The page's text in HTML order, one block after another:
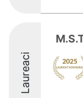
Laureaci